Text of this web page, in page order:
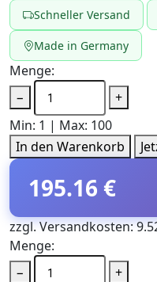
Schneller Versand
Made in Germany
Menge:
−
+
Min: 1 | Max: 100
In den Warenkorb
195.16 €
zzgl. Versandkosten:
Menge:
−
+